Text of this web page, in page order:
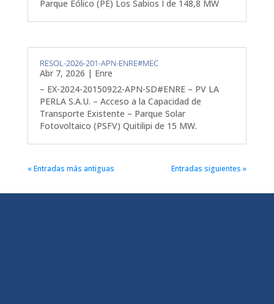
Parque Eólico (PE) Los Sabios I de 148,8 MW
RESOL-2026-201-APN-ENRE#MEC
Abr 7, 2026 | Enre
– EX-2024-20150922-APN-SD#ENRE – PV LA
PERLA S.A.U. – Acceso a la Capacidad de
Transporte Existente – Parque Solar
Fotovoltaico (PSFV) Quitilipi de 15 MW.
« Entradas más antiguas Entradas siguientes »